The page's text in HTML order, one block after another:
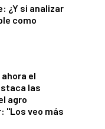
¿Y si analizar
como
el
las
agro
"Los veo más